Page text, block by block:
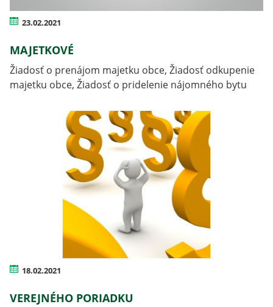
23.02.2021
MAJETKOVÉ
Žiadosť o prenájom majetku obce, Žiadosť odkupenie
majetku obce, Žiadosť o pridelenie nájomného bytu
18.02.2021
VEREJNÉHO PORIADKU